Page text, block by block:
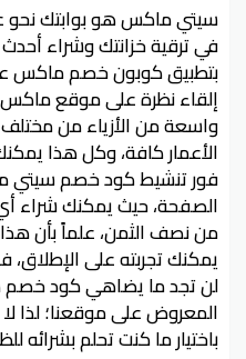
سيتي ماكس هو بوابتك نحو
في ترقية خزانتك وشراء
بتطبيق كوبون خصم ماكس
إلقاء نظرة على موقع
واسعة من الأزياء من مختلف
الأعمار كافة، وكل هذا
فور تنشيط كود خصم
الصفحة، حيث يمكنك شراء
من نصف الثمن، علماً بأن
يمكنك تجربته على
لن تجد ما يضاهي كود
المعروض على موقعنا؛ لذا لا
باختيار ما كنت تحلم بشرائه